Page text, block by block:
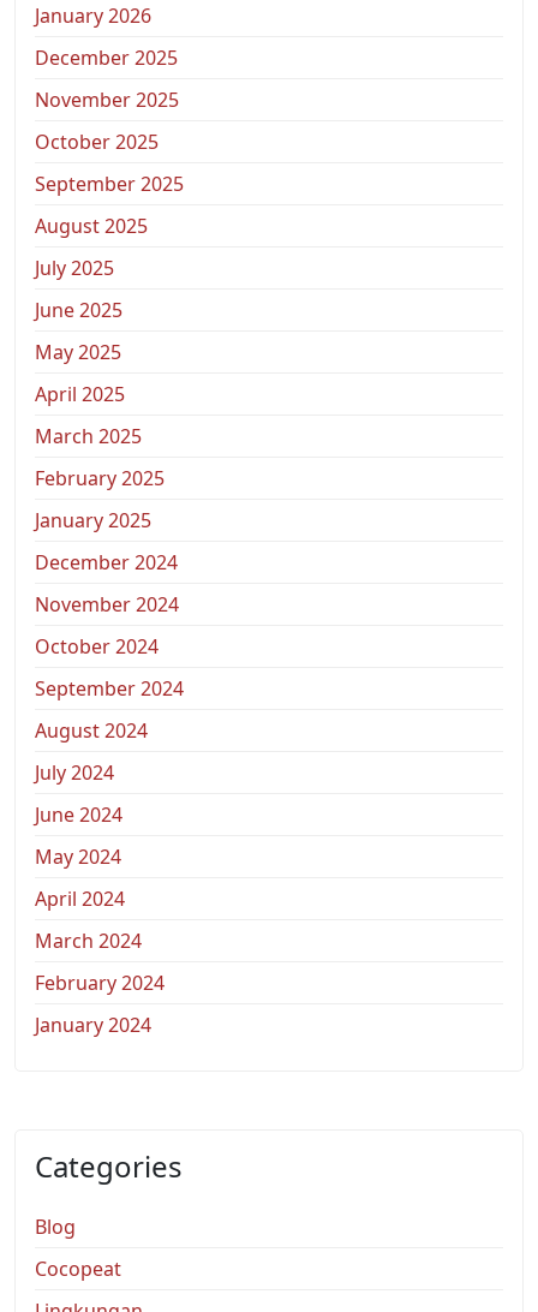
January 2026
December 2025
November 2025
October 2025
September 2025
August 2025
July 2025
June 2025
May 2025
April 2025
March 2025
February 2025
January 2025
December 2024
November 2024
October 2024
September 2024
August 2024
July 2024
June 2024
May 2024
April 2024
March 2024
February 2024
January 2024
Categories
Blog
Cocopeat